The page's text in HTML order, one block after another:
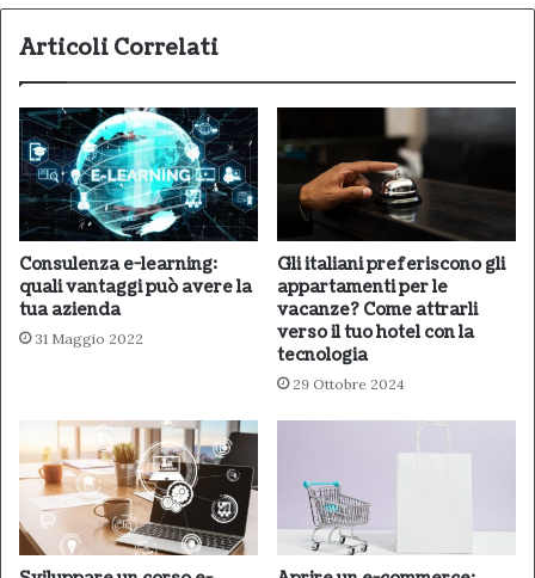
Articoli Correlati
Consulenza e-learning:
quali vantaggi può avere la
tua azienda
31 Maggio 2022
Gli italiani preferiscono gli
appartamenti per le
vacanze? Come attrarli
verso il tuo hotel con la
tecnologia
29 Ottobre 2024